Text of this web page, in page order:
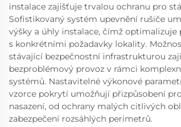
instalace zajišťuje trvalou ochranu pro
Sofistikovaný systém upevnění rušiče
výšky a úhly instalace, čímž optimalizuje
s konkrétními požadavky lokality.
stávající bezpečnostní infrastrukturou
bezproblémový provoz v rámci
systémů. Nastavitelné výkonové
vzorce pokrytí umožňují přizpůsobení
nasazení, od ochrany malých citlivých
zabezpečení rozsáhlých perimetrů.